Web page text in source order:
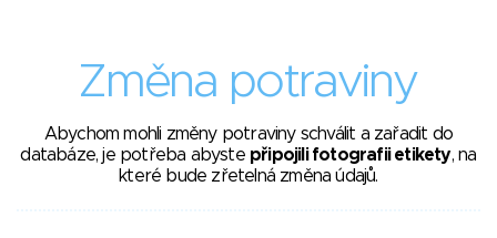
Změna potraviny
Abychom mohli změny potraviny schválit a zařadit do
databáze, je potřeba abyste připojili fotografii etikety, na
které bude zřetelná změna údajů.